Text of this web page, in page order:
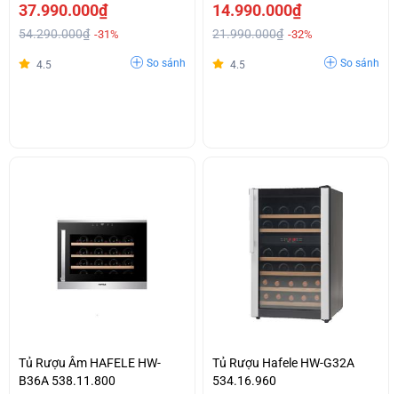
37.990.000₫
54.290.000₫ -31%
4.5 So sánh
14.990.000₫
21.990.000₫ -32%
4.5 So sánh
Tủ Rượu Âm HAFELE HW-
B36A 538.11.800
Tủ Rượu Hafele HW-G32A
534.16.960